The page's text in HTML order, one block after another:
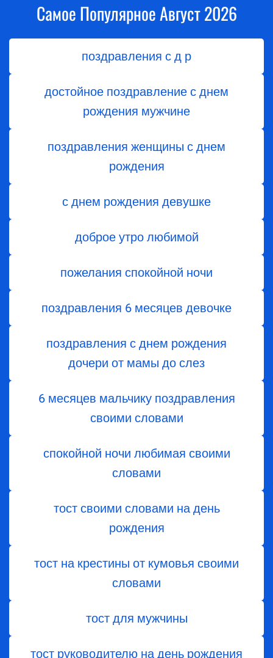
Самое Популярное Август 2026
поздравления с д р
достойное поздравление с днем
рождения мужчине
поздравления женщины с днем
рождения
с днем рождения девушке
доброе утро любимой
пожелания спокойной ночи
поздравления 6 месяцев девочке
поздравления с днем ​​рождения
дочери от мамы до слез
6 месяцев мальчику поздравления
своими словами
спокойной ночи любимая своими
словами
тост своими словами на день
рождения
тост на крестины от кумовья своими
словами
тост для мужчины
тост руководителю на день рождения